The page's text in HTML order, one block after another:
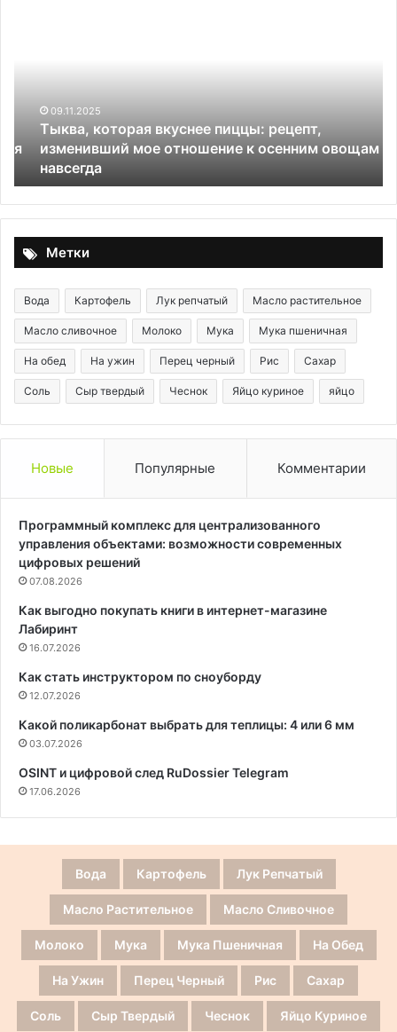
отношение
к
осенним
овощам
навсегда
09.11.2025
Тыква, которая вкуснее пиццы: рецепт,
изменивший мое отношение к осенним овощам
навсегда
Метки
Вода Картофель Лук репчатый Масло растительное
Масло сливочное Молоко Мука Мука пшеничная
На обед На ужин Перец черный Рис Сахар
Соль Сыр твердый Чеснок Яйцо куриное яйцо
Новые Популярные Комментарии
Программный комплекс для централизованного
управления объектами: возможности современных
цифровых решений
07.08.2026
Как выгодно покупать книги в интернет-магазине
Лабиринт
16.07.2026
Как стать инструктором по сноуборду
12.07.2026
Какой поликарбонат выбрать для теплицы: 4 или 6 мм
03.07.2026
OSINT и цифровой след RuDossier Telegram
17.06.2026
Вода Картофель Лук Репчатый
Масло Растительное Масло Сливочное
Молоко Мука Мука Пшеничная На Обед
На Ужин Перец Черный Рис Сахар
Соль Сыр Твердый Чеснок Яйцо Куриное